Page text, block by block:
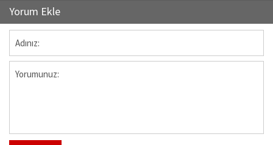
Yorum Ekle